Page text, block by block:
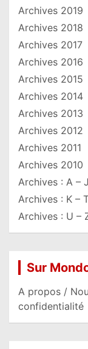
Archives 2019
Archives 2018
Archives 2017
Archives 2016
Archives 2015
Archives 2014
Archives 2013
Archives 2012
Archives 2011
Archives 2010
Archives : A – J
Archives : K –
Archives : U –
Sur
A propos /
confidentialité